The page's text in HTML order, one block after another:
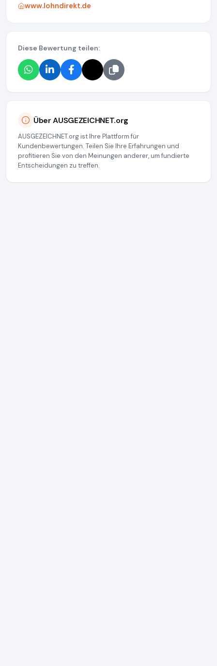
www.lohndirekt.de
Diese Bewertung teilen:
Über AUSGEZEICHNET.org
AUSGEZEICHNET.org ist Ihre Plattform für
Kundenbewertungen. Teilen Sie Ihre Erfahrungen und
profitieren Sie von den Meinungen anderer, um fundierte
Entscheidungen zu treffen.